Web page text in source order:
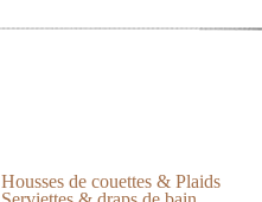
Housses de couettes & Plaids